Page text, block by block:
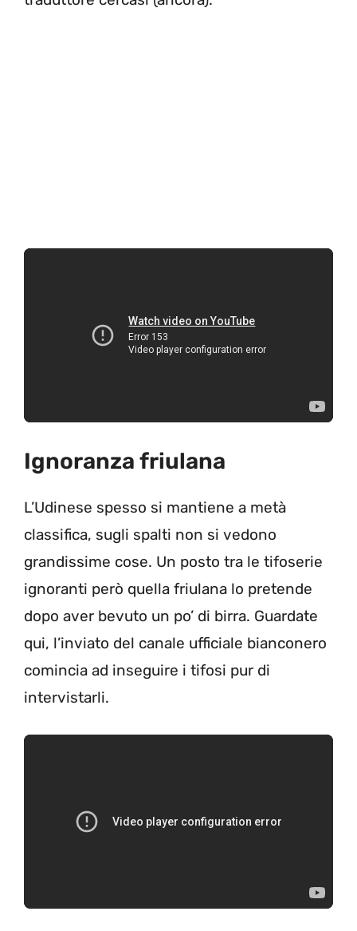
Ignoranza friulana
L’Udinese spesso si mantiene a metà
classifica, sugli spalti non si vedono
grandissime cose. Un posto tra le tifoserie
ignoranti però quella friulana lo pretende
dopo aver bevuto un po’ di birra. Guardate
qui, l’inviato del canale ufficiale bianconero
comincia ad inseguire i tifosi pur di
intervistarli.